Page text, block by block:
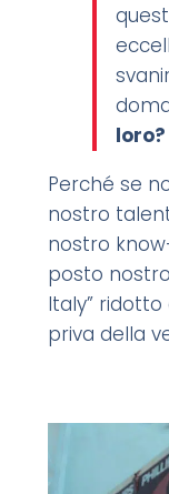
loro?
Perché se
nostro
nostro
posto
Italy”
priva della